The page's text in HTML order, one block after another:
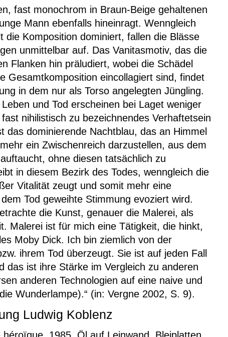
fast monochrom in Braun-Beige gehaltenen
Mann ebenfalls hineinragt. Wenngleich
die Komposition dominiert, fallen die Blässe
unmittelbar auf. Das Vanitasmotiv, das die
Flanken hin präludiert, wobei die Schädel
Gesamtkomposition eincollagiert sind, findet
in dem nur als Torso angelegten Jüngling.
und Tod erscheinen bei Laget weniger
nihilistisch zu bezeichnendes Verhaftetsein
das dominierende Nachtblau, das an Himmel
ein Zwischenreich darzustellen, aus dem
ohne diesen tatsächlich zu
in diesem Bezirk des Todes, wenngleich die
Vitalität zeugt und somit mehr eine
Tod geweihte Stimmung evoziert wird.
die Kunst, genauer die Malerei, als
Malerei ist für mich eine Tätigkeit, die hinkt,
Moby Dick. Ich bin ziemlich von der
ihrem Tod überzeugt. Sie ist auf jeden Fall
das ist ihre Stärke im Vergleich zu anderen
anderen Technologien auf eine naive und
Wunderlampe).“ (in: Vergne 2002, S. 9).
Ludwig Koblenz
1985, Öl auf Leinwand, Bleiplatten